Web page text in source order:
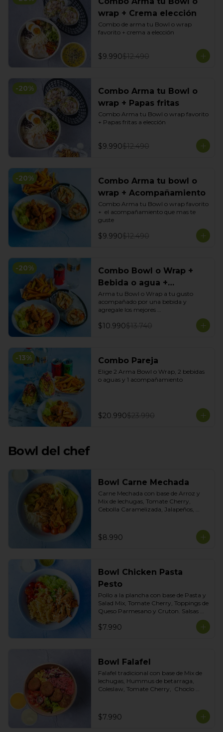
wrap + Crema elección
Combo de arma tu Bowl o wrap
favorito + crema a elección
$9.990$12.490
-20%
Combo Arma tu Bowl o
wrap + Papas fritas
Combo Arma tu Bowl o wrap favorito
+ Papas fritas a elección
$9.990$12.490
-20%
Combo Arma tu bowl o
wrap + Acompañamiento
Combo Arma tu Bowl o wrap favorito
+  el acompañamiento que mas te
guste
$9.990$12.490
-20%
Combo Bowl o Wrap +
Bebida o agua +
Acompañamiento
Arma tu Bowl o Wrap a tu gusto
acompañado por una bebida y
agregale los mejores
acompañamientos de Tasty Garden!
$10.990$13.740
-13% Combo Pareja
Elige 2 Arma Bowl o Wrap, 2 bebidas
o aguas y 1 acompañamiento
$20.990$23.990
Bowl del chef
Bowl Carne Mechada
Carne Mechada con base de Arroz y
Mix de lechugas, Tomate Cherry,
Cebolla Caramelizada, Jalapeños,
Salsa de Cilantro
$8.990
Bowl Chicken Pasta
Pesto
Pollo a la plancha con base de Pasta y
Salad Mix, Tomate Cherry, Toppings de
Queso Parmesano y Cruton. Salsas
$7.990
Bowl Falafel
Falafel tradicional con base de Mix de
lechugas, Hummus de betarraga,
Coleslaw, Tomate Cherry,  Choclo
$7.990